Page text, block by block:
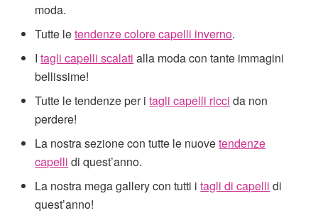
moda.
Tutte letendenze colore capelli inverno.
Itagli capelli scalati alla moda con tante immagini
bellissime!
Tutte le tendenze per itagli capelli ricci da non
perdere!
La nostra sezione con tutte le nuovetendenze
capelli di quest’anno.
La nostra mega gallery con tutti itagli di capelli di
quest’anno!